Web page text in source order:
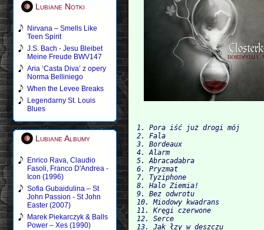
Lubiane Notki
Nirvana – Smells Like
Teen Spirit
J.S. Bach - Jesu Bleibet
Meine Freude BWV147
Aria ‘Casta Diva’ z opery
Norma Belliniego
When the Levee Breaks
Legendarny St. Louis
Blues
Lubiane Albumy
Enrico Rava, Claudio
Fasoli, Franco D'Andrea -
Icon (1996)
Sofia Gubaidulina – St
John Passion - St John
Easter (2007)
Marek Piekarczyk & Balls
Power – Xes (1990)
1. Pora iść już drogi mój
2. Fala
3. Bordeaux
4. Alarm
5. Abracadabra
6. Pryzmat
7. Tyziphone
8. Halo Ziemia!
9. Bez odwrotu
10. Miodowy kwadrans
11. Kręgi czerwone
12. Serce